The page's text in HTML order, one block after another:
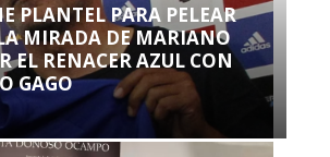
PLANTEL PARA PELEAR
MIRADA DE MARIANO
EL RENACER AZUL CON
GAGO